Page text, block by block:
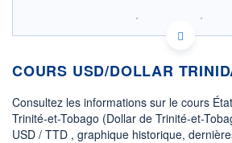
SIX - FOREX 1 DONNÉES TEMPS RÉEL
Politique d'exécution
COURS USD/DOLLAR
Consultez les informations sur le cours
Trinité-et-Tobago (Dollar de Trinité-et-
USD / TTD , graphique historique,